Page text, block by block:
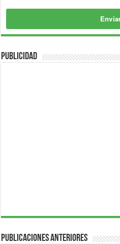
Publicidad
Publicaciones Anteriores